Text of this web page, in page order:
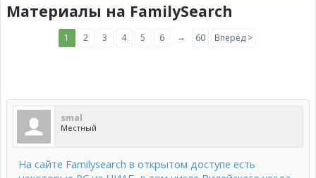
Материалы на FamilySearch
1 2 3 4 5 6 → 60 Вперёд >
smal
Местный
На сайте Familysearch в открытом доступе есть